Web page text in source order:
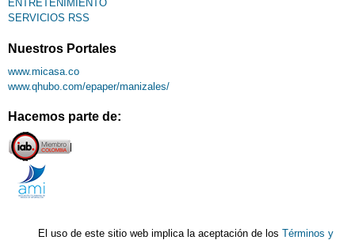
ENTRETENIMIENTO
SERVICIOS RSS
Nuestros Portales
www.micasa.co
www.qhubo.com/epaper/manizales/
Hacemos parte de:
El uso de este sitio web implica la aceptación de los Términos y